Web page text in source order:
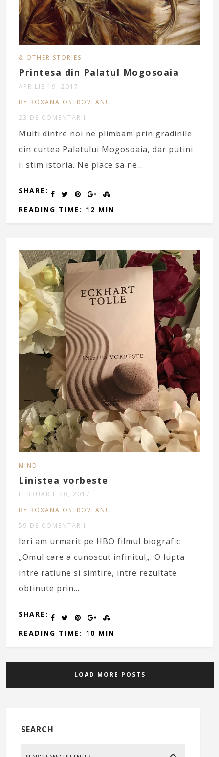
& OTHER STORIES
Printesa din Palatul Mogosoaia
APRILIE 19, 2017
BY ROXANA OSTROVEANU
23 DE COMENTARII
Multi dintre noi ne plimbam prin gradinile
din curtea Palatului Mogosoaia, dar putini
ii stim istoria. Ne place sa ne…
SHARE:
READING TIME: 12 MIN
MIND
Linistea vorbeste
FEBRUARIE 20, 2017
BY ROXANA OSTROVEANU
59 DE COMENTARII
Ieri am urmarit pe HBO filmul biografic
„Omul care a cunoscut infinitul„. O lupta
intre ratiune si simtire, intre rezultate
obtinute prin…
SHARE:
READING TIME: 10 MIN
LOAD MORE POSTS
SEARCH